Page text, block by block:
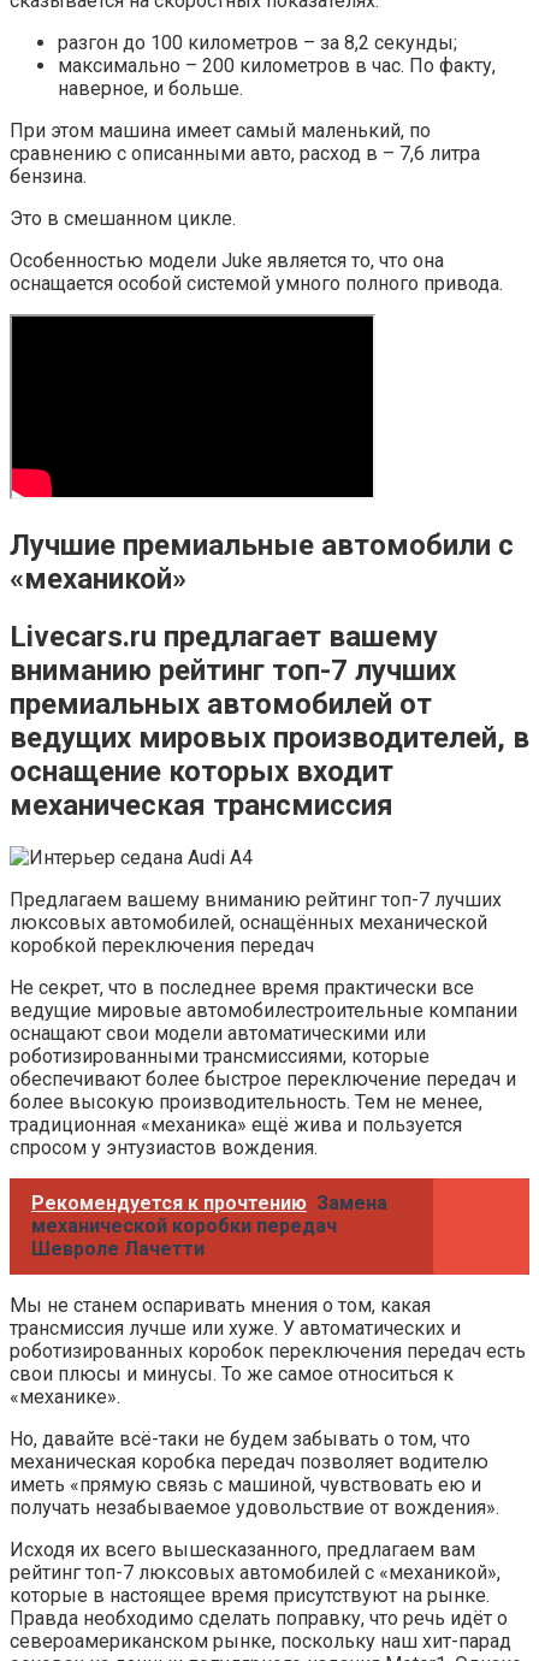
разгон до 100 километров – за 8,2 секунды;
максимально – 200 километров в час. По факту,
наверное, и больше.
При этом машина имеет самый маленький, по
сравнению с описанными авто, расход в – 7,6 литра
бензина.
Это в смешанном цикле.
Особенностью модели Juke является то, что она
оснащается особой системой умного полного привода.
Лучшие премиальные автомобили с
«механикой»
Livecars.ru предлагает вашему
вниманию рейтинг топ-7 лучших
премиальных автомобилей от
ведущих мировых производителей, в
оснащение которых входит
механическая трансмиссия
Предлагаем вашему вниманию рейтинг топ-7 лучших
люксовых автомобилей, оснащённых механической
коробкой переключения передач
Не секрет, что в последнее время практически все
ведущие мировые автомобилестроительные компании
оснащают свои модели автоматическими или
роботизированными трансмиссиями, которые
обеспечивают более быстрое переключение передач и
более высокую производительность. Тем не менее,
традиционная «механика» ещё жива и пользуется
спросом у энтузиастов вождения.
Рекомендуется к прочтению Замена
механической коробки передач
Шевроле Лачетти
Мы не станем оспаривать мнения о том, какая
трансмиссия лучше или хуже. У автоматических и
роботизированных коробок переключения передач есть
свои плюсы и минусы. То же самое относиться к
«механике».
Но, давайте всё-таки не будем забывать о том, что
механическая коробка передач позволяет водителю
иметь «прямую связь с машиной, чувствовать ею и
получать незабываемое удовольствие от вождения».
Исходя их всего вышесказанного, предлагаем вам
рейтинг топ-7 люксовых автомобилей с «механикой»,
которые в настоящее время присутствуют на рынке.
Правда необходимо сделать поправку, что речь идёт о
североамериканском рынке, поскольку наш хит-парад